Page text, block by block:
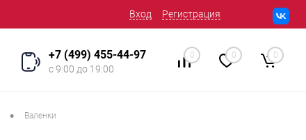
Вход Регистрация
+7 (499) 455-44-97
с 9:00 до 19:00
0 0 0
• Валенки